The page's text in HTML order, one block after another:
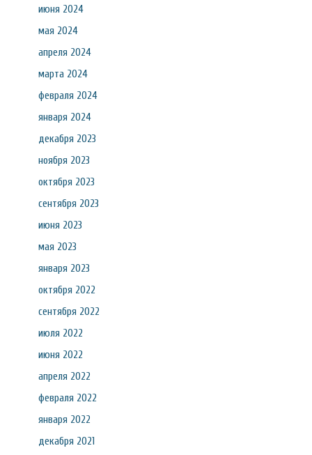
июня 2024
мая 2024
апреля 2024
марта 2024
февраля 2024
января 2024
декабря 2023
ноября 2023
октября 2023
сентября 2023
июня 2023
мая 2023
января 2023
октября 2022
сентября 2022
июля 2022
июня 2022
апреля 2022
февраля 2022
января 2022
декабря 2021